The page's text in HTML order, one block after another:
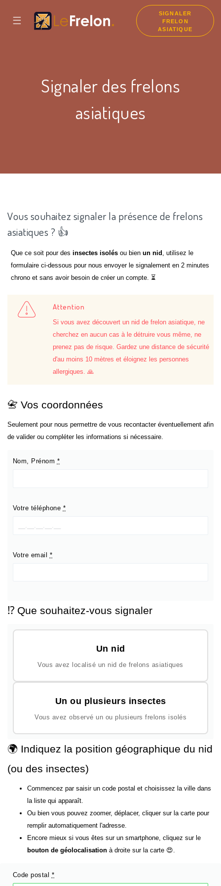
☰
SIGNALER
FRELON
ASIATIQUE
Signaler des frelons
asiatiques
Vous souhaitez signaler la présence de frelons
asiatiques ? 👍
Que ce soit pour desinsectes isolés ou bienun nid , utilisez le
formulaire ci-dessous pour nous envoyer le signalement en 2 minutes
chrono et sans avoir besoin de créer un compte. ⏳
Attention
Si vous avez découvert un nid de frelon asiatique, ne
cherchez en aucun cas à le détruire vous même, ne
prenez pas de risque. Gardez une distance de sécurité
d'au moins 10 mètres et éloignez les personnes
allergiques. 🙏
📇 Vos coordonnées
Seulement pour nous permettre de vous recontacter éventuellement afin
de valider ou compléter les informations si nécessaire.
Nom, Prénom *
Votre téléphone *
Votre email *
⁉️ Que souhaitez-vous signaler
Un nid
Vous avez localisé un nid de frelons asiatiques
Un ou plusieurs insectes
Vous avez observé un ou plusieurs frelons isolés
🌍 Indiquez la position géographique du nid
(ou des insectes)
Commencez par saisir un code postal et choisissez la ville dans
la liste qui apparaît.
Ou bien vous pouvez zoomer, déplacer, cliquer sur la carte pour
remplir automatiquement l'adresse.
Encore mieux si vous êtes sur un smartphone, cliquez sur le
bouton de géolocalisation à droite sur la carte 😍.
Code postal *